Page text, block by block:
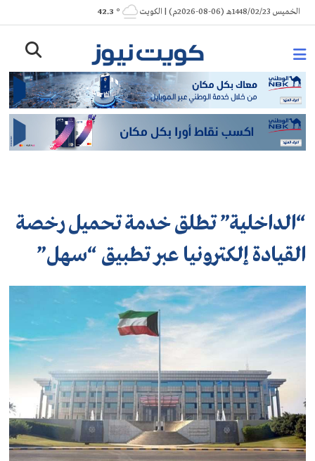
Skip
to
الخميس 1448/02/23هـ (06-08-2026م) | الكويت ° 42.3
“الداخلية” تطلق خدمة تحميل رخصة
القيادة إلكترونيا عبر تطبيق “سهل”